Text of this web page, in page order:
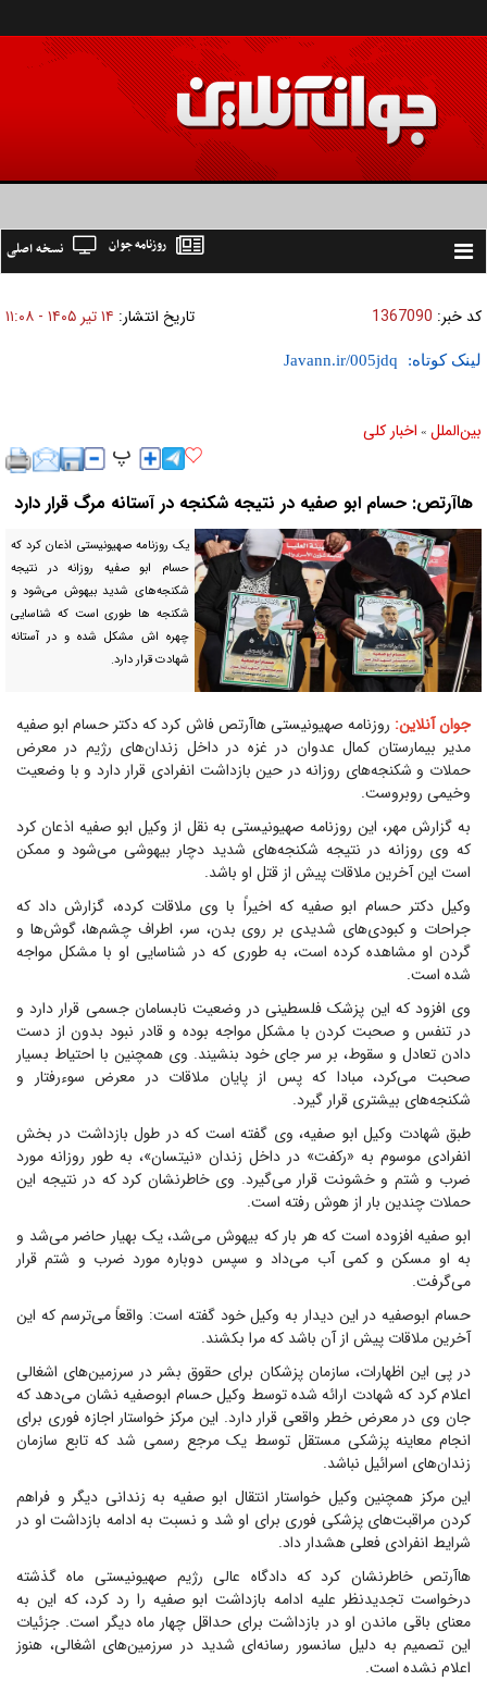
Toggle
نسخه اصلی روزنامه جوان
کد خبر: 1367090 تاریخ انتشار: ۱۴ تير ۱۴۰۵ - ۱۱:۰۸
لینک کوتاه:
بين‌الملل » اخبار كلی
هاآرتص: حسام ابو صفیه در نتیجه شکنجه در آستانه مرگ قرار دارد
یک روزنامه صهیونیستی اذعان کرد که
حسام ابو صفیه روزانه در نتیجه
شکنجه‌های شدید بیهوش می‌شود و
شکنجه ها طوری است که شناسایی
چهره اش مشکل شده و در آستانه
شهادت قرار دارد.
جوان آنلاین: روزنامه صهیونیستی هاآرتص فاش کرد که دکتر حسام ابو صفیه
مدیر بیمارستان کمال عدوان در غزه در داخل زندان‌های رژیم در معرض
حملات و شکنجه‌های روزانه در حین بازداشت انفرادی قرار دارد و با وضعیت
وخیمی روبروست.
به گزارش مهر، این روزنامه صهیونیستی به نقل از وکیل ابو صفیه اذعان کرد
که وی روزانه در نتیجه شکنجه‌های شدید دچار بیهوشی می‌شود و ممکن
است این آخرین ملاقات پیش از قتل او باشد.
وکیل دکتر حسام ابو صفیه که اخیراً با وی ملاقات کرده، گزارش داد که
جراحات و کبودی‌های شدیدی بر روی بدن، سر، اطراف چشم‌ها، گوش‌ها و
گردن او مشاهده کرده است، به طوری که در شناسایی او با مشکل مواجه
شده است.
وی افزود که این پزشک فلسطینی در وضعیت نابسامان جسمی قرار دارد و
در تنفس و صحبت کردن با مشکل مواجه بوده و قادر نبود بدون از دست
دادن تعادل و سقوط، بر سر جای خود بنشیند. وی همچنین با احتیاط بسیار
صحبت می‌کرد، مبادا که پس از پایان ملاقات در معرض سوءرفتار و
شکنجه‌های بیشتری قرار گیرد.
طبق شهادت وکیل ابو صفیه، وی گفته است که در طول بازداشت در بخش
انفرادی موسوم به «رکفت» در داخل زندان «نیتسان»، به طور روزانه مورد
ضرب و شتم و خشونت قرار می‌گیرد. وی خاطرنشان کرد که در نتیجه این
حملات چندین بار از هوش رفته است.
ابو صفیه افزوده است که هر بار که بیهوش می‌شد، یک بهیار حاضر می‌شد و
به او مسکن و کمی آب می‌داد و سپس دوباره مورد ضرب و شتم قرار
می‌گرفت.
حسام ابوصفیه در این دیدار به وکیل خود گفته است: واقعاً می‌ترسم که این
آخرین ملاقات پیش از آن باشد که مرا بکشند.
در پی این اظهارات، سازمان پزشکان برای حقوق بشر در سرزمین‌های اشغالی
اعلام کرد که شهادت ارائه شده توسط وکیل حسام ابوصفیه نشان می‌دهد که
جان وی در معرض خطر واقعی قرار دارد. این مرکز خواستار اجازه فوری برای
انجام معاینه پزشکی مستقل توسط یک مرجع رسمی شد که تابع سازمان
زندان‌های اسرائیل نباشد.
این مرکز همچنین وکیل خواستار انتقال ابو صفیه به زندانی دیگر و فراهم
کردن مراقبت‌های پزشکی فوری برای او شد و نسبت به ادامه بازداشت او در
شرایط انفرادی فعلی هشدار داد.
هاآرتص خاطرنشان کرد که دادگاه عالی رژیم صهیونیستی ماه گذشته
درخواست تجدیدنظر علیه ادامه بازداشت ابو صفیه را رد کرد، که این به
معنای باقی ماندن او در بازداشت برای حداقل چهار ماه دیگر است. جزئیات
این تصمیم به دلیل سانسور رسانه‌ای شدید در سرزمین‌های اشغالی، هنوز
اعلام نشده است.